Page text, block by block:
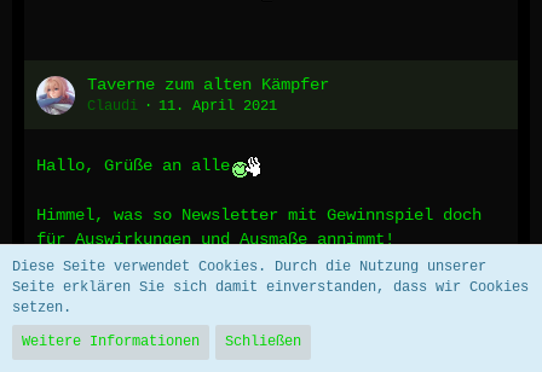
Taverne zum alten Kämpfer
Claudi 11. April 2021
Hallo, Grüße an alle
Himmel, was so Newsletter mit Gewinnspiel doch
für Auswirkungen und Ausmaße annimmt!
Wie herrlich ist das nur!!!!
Da treibt es selbst so alte Mummelgreise
wie
mich wieder aus dem Loch… find ich echt klasse!
*und nein…. Vergessen habe ich euch und das
Diese Seite verwendet Cookies. Durch die Nutzung unserer
Seite erklären Sie sich damit einverstanden, dass wir Cookies
setzen.
Weitere Informationen
Schließen